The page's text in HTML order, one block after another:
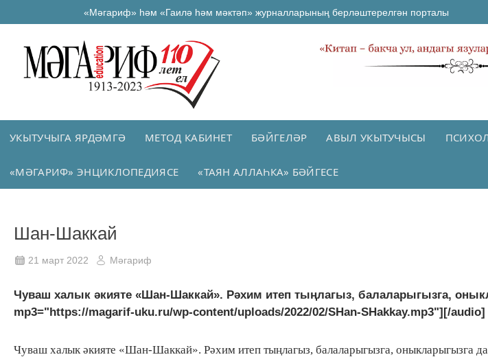
«Мәгариф» һәм «Гаилә һәм мәктәп» журналларының берләштерелгән порталы
УКЫТУЧЫГА ЯРДӘМГӘ МЕТОД КАБИНЕТ БӘЙГЕЛӘР АВЫЛ УКЫТУЧЫСЫ
«МӘГАРИФ» ЭНЦИКЛОПЕДИЯСЕ «ТАЯН АЛЛАҺКА» БӘЙГЕСЕ
Шан-Шаккай
21 март 2022 Мәгариф
Чуваш халык әкияте «Шан-Шаккай». Рәхим итеп тыңлагыз, балаларыгызга,
mp3="https://magarif-uku.ru/wp-content/uploads/2022/02/SHan-SHakkay.mp3"][/audio]
Чуваш халык әкияте «Шан-Шаккай». Рәхим итеп тыңлагыз, балаларыгызга, оныкларыгызга да